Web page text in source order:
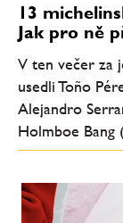
13
Jak pro ně
V ten večer za
usedli Toño
Alejandro
Holmboe Bang